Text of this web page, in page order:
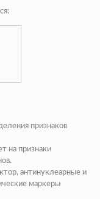
признаков
на признаки
антинуклеарные и
маркеры